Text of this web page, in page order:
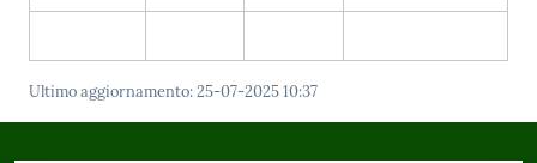
Ultimo aggiornamento:25-07-2025 10:37